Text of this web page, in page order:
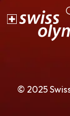
© 2025